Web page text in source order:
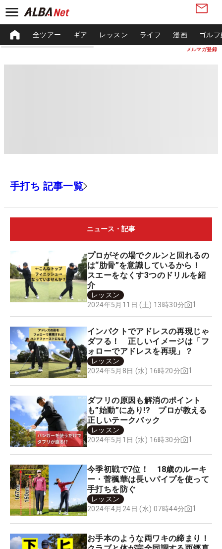
メルマガ登録
全ツアー ギア レッスン ライフ 漫画 ゴル
手打ち 記事一覧
ニュース・記事
プロがその場でクルンと回れるの
は“肋骨”を意識しているから！
スエーをなくす3つのドリルを紹
介
レッスン
2024年5月11日 (土) 13時30分
1
インパクトでアドレスの再現じゃ
ダフる！ 正しいイメージは「フ
ォローでアドレスを再現」？
レッスン
2024年5月8日 (水) 16時20分
1
ダフリの原因も解消のポイント
も”始動”にあり!? プロが教える
正しいテークバック
レッスン
2024年5月1日 (水) 16時30分
1
今季初戦で7位！ 18歳のルーキ
ー・菅楓華は長いパイプを使って
手打ちを防ぐ
レッスン
2024年4月24日 (水) 07時44分
1
お手本のような両ワキの締まり！